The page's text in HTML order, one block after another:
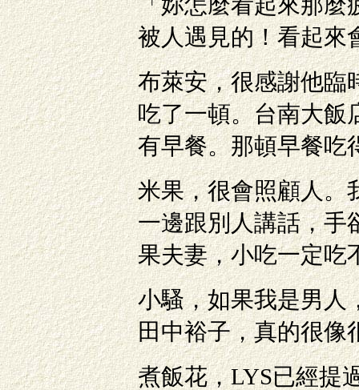
被人遇見的！看起來
布萊安，很感謝他臨
吃了一頓。台南大飯
有早餐。那頓早餐吃
米果，很會照顧人。
一邊跟別人講話，手
果夫妻，小吃一定吃
小騷，如果我是男人
田中裕子，真的很像
煮飯花，LYS已經提